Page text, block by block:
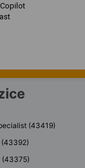
(43419)
(43392)
(43375)